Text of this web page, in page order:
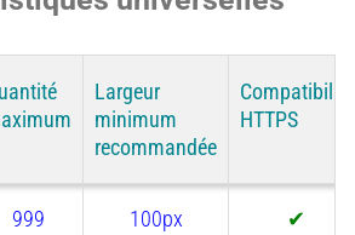
Largeur
minimum
recommandée
Compatibilité
HTTPS
999
100px